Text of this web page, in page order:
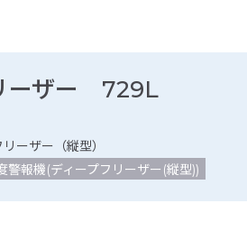
ーザー 729L
ーザー（縦型）
警報機(ディープフリーザー(縦型))